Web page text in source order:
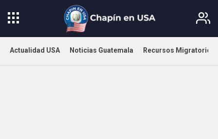
Actualidad USA Noticias Guatemala Recursos Migratorios